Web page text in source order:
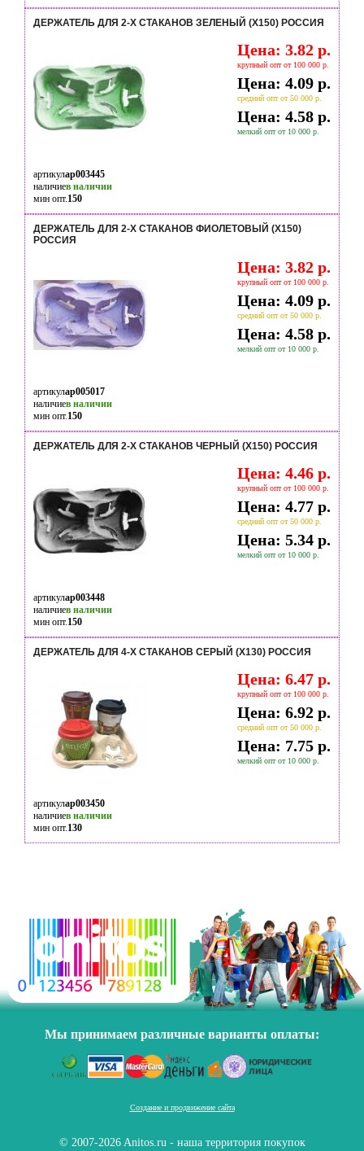
ДЕРЖАТЕЛЬ ДЛЯ 2-Х СТАКАНОВ ЗЕЛЕНЫЙ (Х150) РОССИЯ
Цена: 3.82 р.
крупный опт от 100 000 р.
Цена: 4.09 р.
средний опт от 50 000 р.
Цена: 4.58 р.
мелкий опт от 10 000 р.
артикулap003445
наличиев наличии
мин опт.150
ДЕРЖАТЕЛЬ ДЛЯ 2-Х СТАКАНОВ ФИОЛЕТОВЫЙ (Х150)
РОССИЯ
Цена: 3.82 р.
крупный опт от 100 000 р.
Цена: 4.09 р.
средний опт от 50 000 р.
Цена: 4.58 р.
мелкий опт от 10 000 р.
артикулap005017
наличиев наличии
мин опт.150
ДЕРЖАТЕЛЬ ДЛЯ 2-Х СТАКАНОВ ЧЕРНЫЙ (Х150) РОССИЯ
Цена: 4.46 р.
крупный опт от 100 000 р.
Цена: 4.77 р.
средний опт от 50 000 р.
Цена: 5.34 р.
мелкий опт от 10 000 р.
артикулap003448
наличиев наличии
мин опт.150
ДЕРЖАТЕЛЬ ДЛЯ 4-Х СТАКАНОВ СЕРЫЙ (Х130) РОССИЯ
Цена: 6.47 р.
крупный опт от 100 000 р.
Цена: 6.92 р.
средний опт от 50 000 р.
Цена: 7.75 р.
мелкий опт от 10 000 р.
артикулap003450
наличиев наличии
мин опт.130
Мы принимаем различные варианты оплаты:
Создание и продвижение сайта
© 2007-2026 Anitos.ru - наша территория покупок